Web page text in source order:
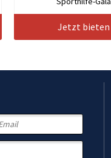
Jetzt bieten